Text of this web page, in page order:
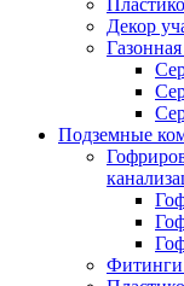
Декор
Подземные
Фитинги